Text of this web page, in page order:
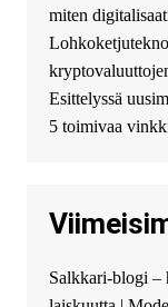
безопасный
финансовой
можете получить
избыточных
документов?
guest_4889 :
The Admin:
miten
Esittelyssä
5 toimivaa
Salkkari-blogi –